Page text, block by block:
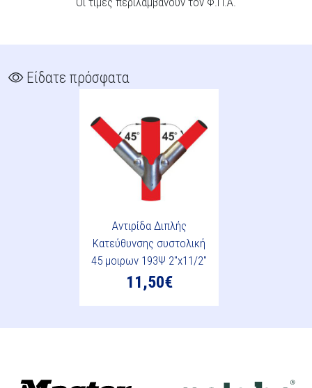
Είδατε πρόσφατα
Αντιρίδα Διπλής
Κατεύθυνσης συστολική
45 μοιρων 193Ψ 2"x11/2"
11,50€